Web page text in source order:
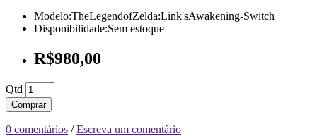
Modelo:TheLegendofZelda:Link'sAwakening-Switch
Disponibilidade:Sem estoque
R$980,00
Qtd
Comprar
0 comentários /Escreva um comentário